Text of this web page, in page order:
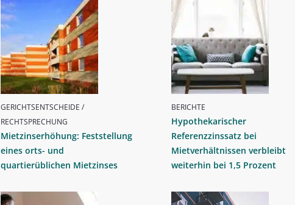
GERICHTSENTSCHEIDE /
RECHTSPRECHUNG
Mietzinserhöhung: Feststellung
eines orts- und
quartierüblichen Mietzinses
BERICHTE
Hypothekarischer
Referenzzinssatz bei
Mietverhältnissen verbleibt
weiterhin bei 1,5 Prozent